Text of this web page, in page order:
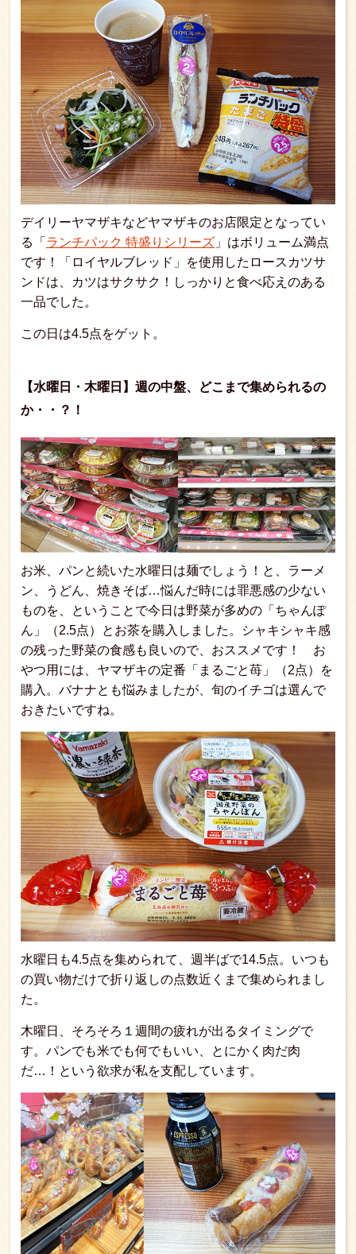
デイリーヤマザキなどヤマザキのお店限定となってい
る「 ランチパック 特盛りシリーズ 」はボリューム満点
です！「ロイヤルブレッド」を使用したロースカツサ
ンドは、カツはサクサク！しっかりと食べ応えのある
一品でした。
この日は4.5点をゲット。
【水曜日・木曜日】週の中盤、どこまで集められるの
か・・？！
お米、パンと続いた水曜日は麺でしょう！と、ラーメ
ン、うどん、焼きそば…悩んだ時には罪悪感の少ない
ものを、ということで今日は野菜が多めの「ちゃんぽ
ん」（2.5点）とお茶を購入しました。シャキシャキ感
の残った野菜の食感も良いので、おススメです！ お
やつ用には、ヤマザキの定番「まるごと苺」（2点）を
購入。バナナとも悩みましたが、旬のイチゴは選んで
おきたいですね。
水曜日も4.5点を集められて、週半ばで14.5点。いつも
の買い物だけで折り返しの点数近くまで集められまし
た。
木曜日、そろそろ１週間の疲れが出るタイミングで
す。パンでも米でも何でもいい、とにかく肉だ肉
だ…！という欲求が私を支配しています。